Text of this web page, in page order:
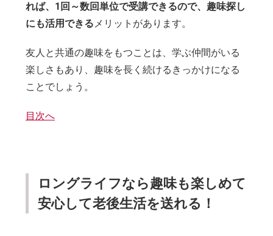
れば、1回～数回単位で受講できるので、趣味探し
にも活用できるメリットがあります。
友人と共通の趣味をもつことは、学ぶ仲間がいる
楽しさもあり、趣味を長く続けるきっかけになる
ことでしょう。
目次へ
ロングライフなら趣味も楽しめて
安心して老後生活を送れる！